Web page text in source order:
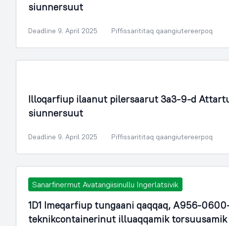
siunnersuut
Deadline 9. April 2025 Piffissarititaq qaangiutereerpoq
Illoqarfiup ilaanut pilersaarut 3a3-9-d
siunnersuut
Deadline 9. April 2025 Piffissarititaq qaangiutereerpoq
Sanarfinermut Avatangiisinullu Ingerlatsivik
1D1 Imeqarfiup tungaani qaqqaq, A956-
teknikcontainerinut illuaqqamik